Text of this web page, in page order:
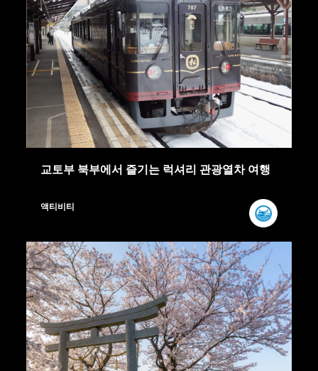
교토부 북부에서 즐기는 럭셔리 관광열차 여행
액티비티